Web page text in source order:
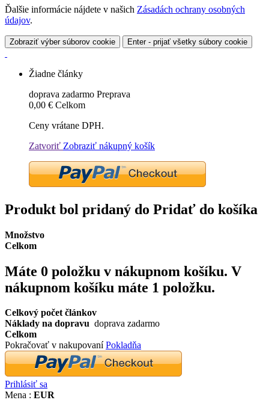
Ďalšie informácie nájdete v našich Zásadách ochrany osobných
údajov.
Zobraziť výber súborov cookie Enter - prijať všetky súbory cookie
Žiadne články
doprava zadarmo Preprava
0,00 € Celkom
Ceny vrátane DPH.
Zatvoriť Zobraziť nákupný košík
Produkt bol pridaný do Pridať do košíka
Množstvo
Celkom
Máte 0 položku v nákupnom košíku. V
nákupnom košíku máte 1 položku.
Celkový počet článkov
Náklady na dopravu doprava zadarmo
Celkom
Pokračovať v nakupovaníPokladňa
Prihlásiť sa
Mena : EUR